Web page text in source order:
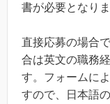
書が必要となりま
直接応募の場合
合は英文の職務
す。フォームに
すので、日本語